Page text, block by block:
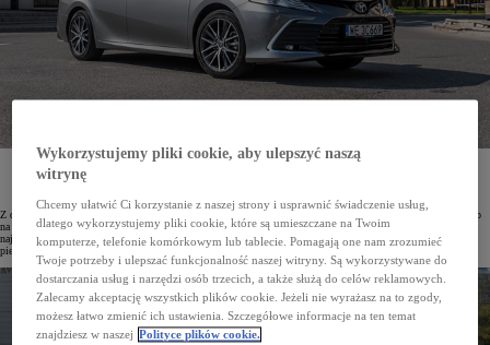
Portal Focus2Move.com podał najnowsze dane o światowej sprzedaży samochodów w wybranych
segmentach w I kwartale 2024 roku. Wiodąca pozycja przypadła w udziale Toyocie. Marka jest też
Z danych portalu Focus2Move.com wynika, że w I kwartale 2024 roku pozycję lidera rynku motoryzacyjnego
na świecie utrzymuje Toyota. Modele marki dominują również w swoich segmentach. Tak np. Corolla jest
najpopularniejszym autem kompaktowym, Camry to lider segmentu aut średniej wielkości, Yaris zajmuje
pierwsze miejsce wśród samochodów miejskich.
Wykorzystujemy pliki cookie, aby ulepszyć naszą
witrynę
Chcemy ułatwić Ci korzystanie z naszej strony i usprawnić świadczenie usług,
dlatego wykorzystujemy pliki cookie, które są umieszczane na Twoim
komputerze, telefonie komórkowym lub tablecie. Pomagają one nam zrozumieć
Twoje potrzeby i ulepszać funkcjonalność naszej witryny. Są wykorzystywane do
dostarczania usług i narzędzi osób trzecich, a także służą do celów reklamowych.
Zalecamy akceptację wszystkich plików cookie. Jeżeli nie wyrażasz na to zgody,
możesz łatwo zmienić ich ustawienia. Szczegółowe informacje na ten temat
znajdziesz w naszej Polityce plików cookie.